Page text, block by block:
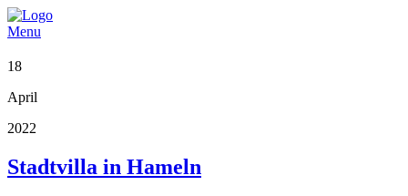
Menu
18
April
2022
Stadtvilla in Hameln